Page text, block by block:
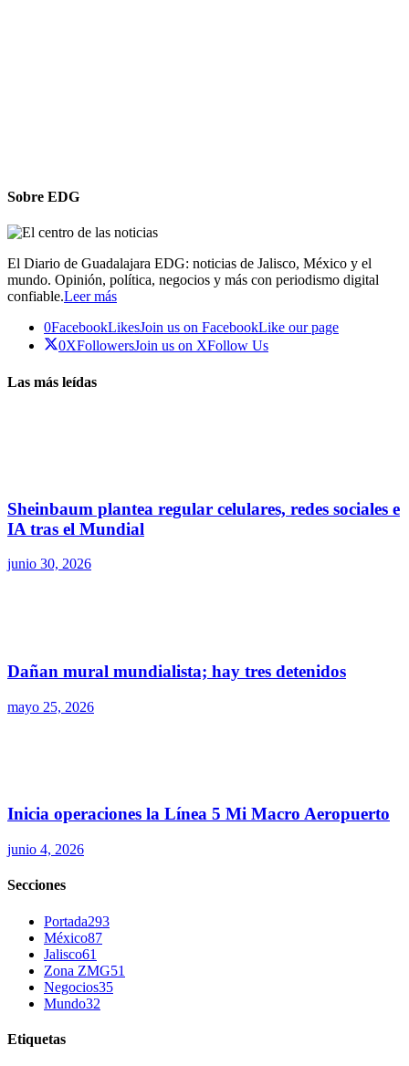
Sobre EDG
El Diario de Guadalajara EDG: noticias de Jalisco, México y el
mundo. Opinión, política, negocios y más con periodismo digital
confiable.Leer más
0FacebookLikesJoin us on FacebookLike our page
0XFollowersJoin us on XFollow Us
Las más leídas
Sheinbaum plantea regular celulares, redes sociales e
IA tras el Mundial
junio 30, 2026
Dañan mural mundialista; hay tres detenidos
mayo 25, 2026
Inicia operaciones la Línea 5 Mi Macro Aeropuerto
junio 4, 2026
Secciones
Portada293
México87
Jalisco61
Zona ZMG51
Negocios35
Mundo32
Etiquetas